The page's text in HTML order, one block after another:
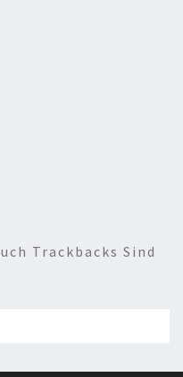
Trackbacks Sind